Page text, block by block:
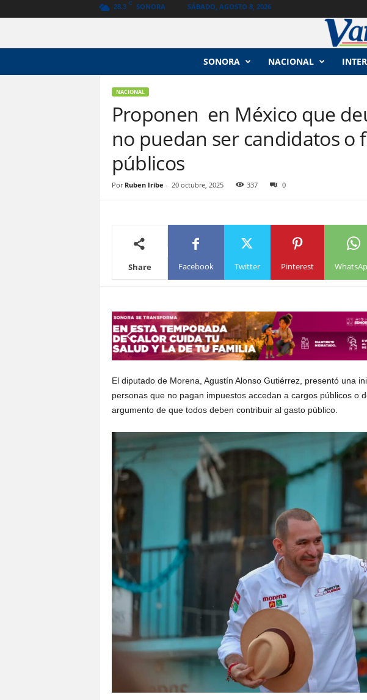
28.3 C SONORA SÁBADO, AGOSTO 8, 2026
SONORA NACIONAL
NACIONAL
Proponen en México que
no puedan ser candidatos o
públicos
Por Ruben Iribe - 20 octubre, 2025 337 0
Share Facebook Twitter Pinterest
El diputado de Morena, Agustín Alonso Gutiérrez, presentó una
personas que no pagan impuestos accedan a cargos públicos o
argumento de que todos deben contribuir al gasto público.